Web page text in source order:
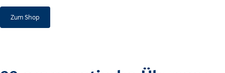
Zum Shop